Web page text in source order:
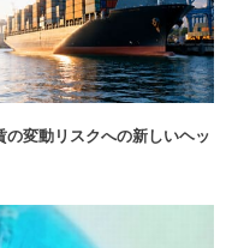
変動リスクへの新しいヘッ